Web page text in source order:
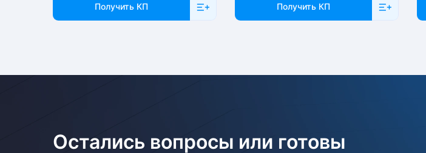
Получить КП Получить КП
Остались вопросы или готовы